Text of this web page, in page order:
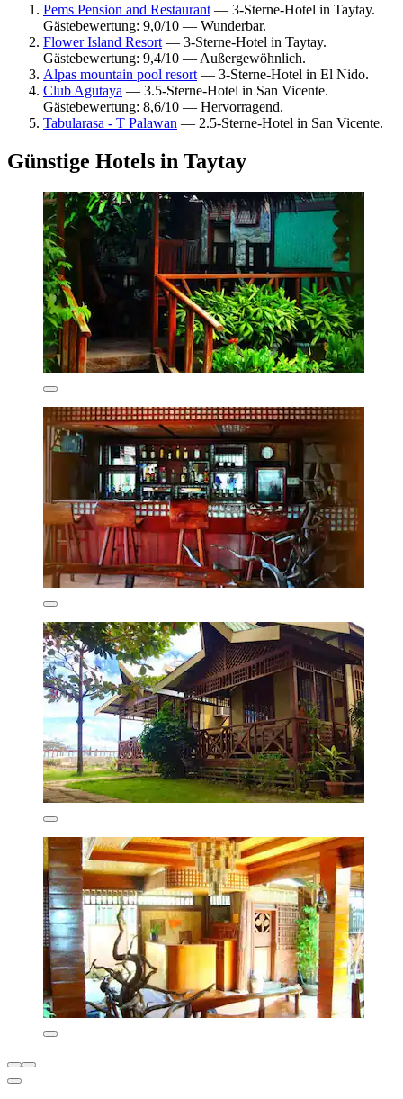
Pems Pension and Restaurant — 3-Sterne-Hotel in Taytay.
Gästebewertung: 9,0/10 — Wunderbar.
Flower Island Resort — 3-Sterne-Hotel in Taytay.
Gästebewertung: 9,4/10 — Außergewöhnlich.
Alpas mountain pool resort — 3-Sterne-Hotel in El Nido.
Club Agutaya — 3.5-Sterne-Hotel in San Vicente.
Gästebewertung: 8,6/10 — Hervorragend.
Tabularasa - T Palawan — 2.5-Sterne-Hotel in San Vicente.
Günstige Hotels in Taytay